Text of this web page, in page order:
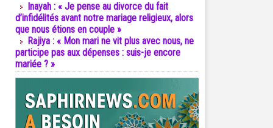
Inayah : « Je pense au divorce du fait
d’infidélités avant notre mariage religieux, alors
que nous étions en couple »
Rajiya : « Mon mari ne vit plus avec nous, ne
participe pas aux dépenses : suis-je encore
mariée ? »